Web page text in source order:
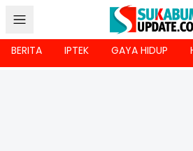
BERITA IPTEK GAYA HIDUP